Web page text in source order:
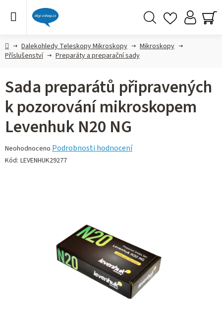
DomůDalekohledy Teleskopy Mikroskopy
Mikroskopy
Příslušenství
Preparáty a preparační sady
Sada preparátů připravených
k pozorování mikroskopem
Levenhuk N20 NG
Průměrné
hodnocení
Neohodnoceno Podrobnosti hodnocení
Kód: LEVENHUK29277